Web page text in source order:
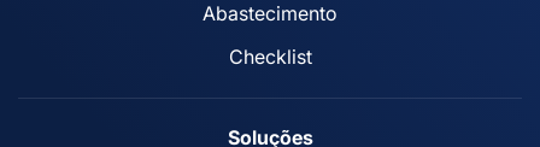
Abastecimento
Checklist
Soluções